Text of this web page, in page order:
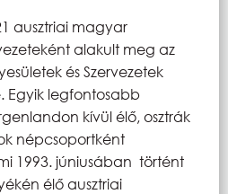
ausztriai magyar
alakult meg az
és Szervezetek
Egyik legfontosabb
kívül élő, osztrák
népcsoportként
1993. júniusában történt
élő ausztriai